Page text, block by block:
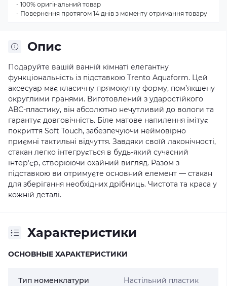
Опис
Подаруйте вашій ванній кімнаті елегантну
функціональність із підставкою Trento Aquaform. Цей
аксесуар має класичну прямокутну форму, пом’якшену
округлими гранями. Виготовлений з ударостійкого
АВС-пластику, він абсолютно нечутливий до вологи та
гарантує довговічність. Біле матове напилення імітує
покриття Soft Touch, забезпечуючи неймовірно
приємні тактильні відчуття. Завдяки своїй лаконічності,
стакан легко інтегрується в будь-який сучасний
інтер'єр, створюючи охайний вигляд. Разом з
підставкою ви отримуєте основний елемент — стакан
для зберігання необхідних дрібниць. Чистота та краса у
кожній деталі.
Характеристики
ОСНОВНЫЕ ХАРАКТЕРИСТИКИ
Тип номенклатури Настільний пластик
- 100% оригінальний товар
- Повернення протягом 14 днів з моменту отримання товару